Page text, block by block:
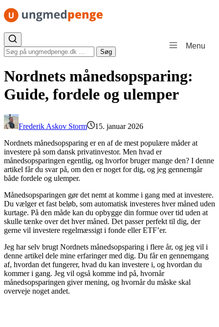
Spring til indhold
Menu
Søg efter: Søg
Nordnets månedsopsparing:
Guide, fordele og ulemper
Frederik Askov Storm
15. januar 2026
Nordnets månedsopsparing er en af de mest populære måder at
investere på som dansk privatinvestor. Men hvad er
månedsopsparingen egentlig, og hvorfor bruger mange den? I denne
artikel får du svar på, om den er noget for dig, og jeg gennemgår
både fordele og ulemper.
Månedsopsparingen gør det nemt at komme i gang med at investere.
Du vælger et fast beløb, som automatisk investeres hver måned uden
kurtage. På den måde kan du opbygge din formue over tid uden at
skulle tænke over det hver måned. Det passer perfekt til dig, der
gerne vil investere regelmæssigt i fonde eller ETF’er.
Jeg har selv brugt Nordnets månedsopsparing i flere år, og jeg vil i
denne artikel dele mine erfaringer med dig. Du får en gennemgang
af, hvordan det fungerer, hvad du kan investere i, og hvordan du
kommer i gang. Jeg vil også komme ind på, hvornår
månedsopsparingen giver mening, og hvornår du måske skal
overveje noget andet.